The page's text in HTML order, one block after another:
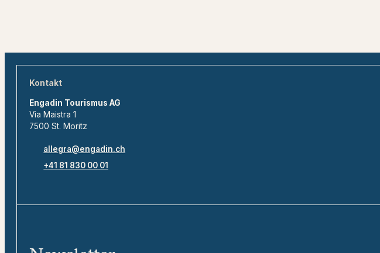
Kontakt
Engadin Tourismus AG
Via Maistra 1
7500 St. Moritz
allegra@engadin.ch
+41 81 830 00 01